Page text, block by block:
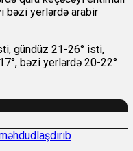
bəzi yerlərdə arabir
gündüz 21-26° isti,
bəzi yerlərdə 20-22°